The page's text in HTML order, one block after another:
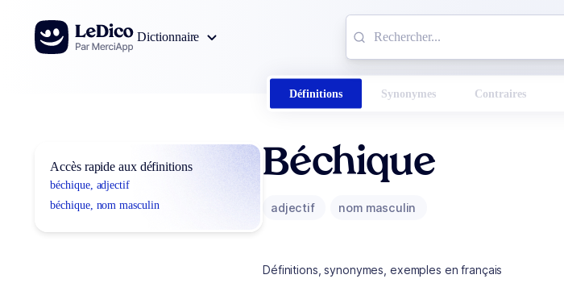
Aller au contenu
Dictionnaire
Définitions Synonymes Contraires
Accès rapide aux définitions
béchique, adjectif
béchique, nom masculin
Béchique
adjectif nom masculin
Définitions, synonymes, exemples en français